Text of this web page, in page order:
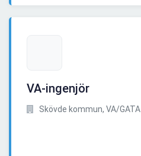
VA-ingenjör
Skövde kommun, VA/GATA